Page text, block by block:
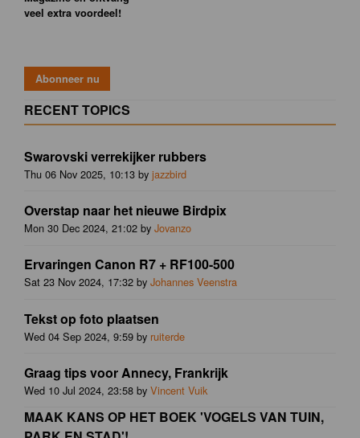
veel extra voordeel!
RECENT TOPICS
Swarovski verrekijker rubbers
Thu 06 Nov 2025, 10:13 by jazzbird
Overstap naar het nieuwe Birdpix
Mon 30 Dec 2024, 21:02 by Jovanzo
Ervaringen Canon R7 + RF100-500
Sat 23 Nov 2024, 17:32 by Johannes Veenstra
Tekst op foto plaatsen
Wed 04 Sep 2024, 9:59 by ruiterde
Graag tips voor Annecy, Frankrijk
Wed 10 Jul 2024, 23:58 by Vincent Vuik
MAAK KANS OP HET BOEK 'VOGELS VAN TUIN,